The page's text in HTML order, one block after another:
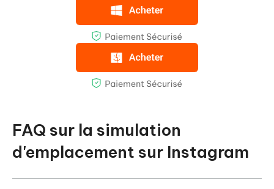
FAQ sur la simulation
d'emplacement sur Instagram